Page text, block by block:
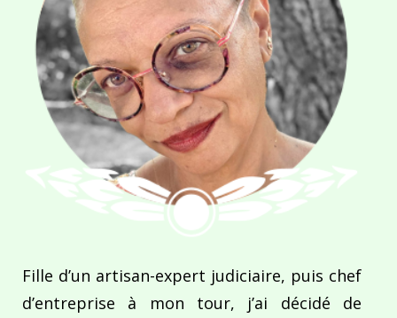
Fille d’un artisan-expert judiciaire, puis chef
d’entreprise à mon tour, j’ai décidé de